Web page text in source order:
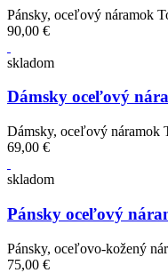
Pánsky, oceľový náramok
90,00 €
skladom
Dámsky oceľový
Dámsky, oceľový náramok
69,00 €
skladom
Pánsky oceľový
Pánsky, oceľovo-kožený
75,00 €